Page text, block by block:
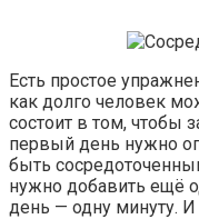
Есть простое
как долго человек
состоит в том, чтобы
первый день нужно
быть
нужно добавить ещё
день — одну минуту. И